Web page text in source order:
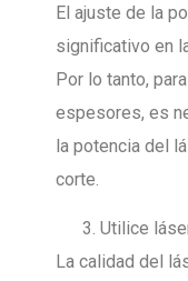
El ajuste de la
significativo en
Por lo tanto,
espesores, es
la potencia del
corte.
Utilice
La calidad del